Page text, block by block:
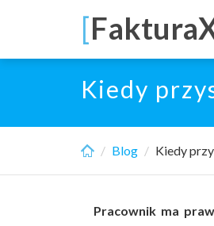
main
[
Kiedy
Blog Kiedy
Pracownik ma